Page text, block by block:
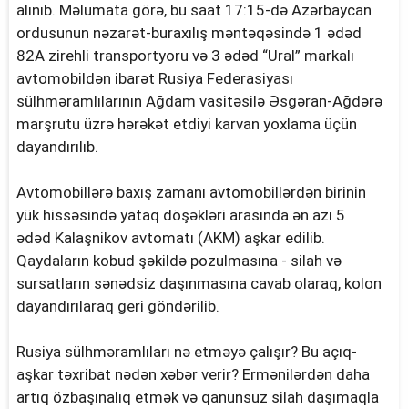
alınıb. Məlumata görə, bu saat 17:15-də Azərbaycan
ordusunun nəzarət-buraxılış məntəqəsində 1 ədəd
82A zirehli transportyoru və 3 ədəd “Ural” markalı
avtomobildən ibarət Rusiya Federasiyası
sülhməramlılarının Ağdam vasitəsilə Əsgəran-Ağdərə
marşrutu üzrə hərəkət etdiyi karvan yoxlama üçün
dayandırılıb.
Avtomobillərə baxış zamanı avtomobillərdən birinin
yük hissəsində yataq döşəkləri arasında ən azı 5
ədəd Kalaşnikov avtomatı (AKM) aşkar edilib.
Qaydaların kobud şəkildə pozulmasına - silah və
sursatların sənədsiz daşınmasına cavab olaraq, kolon
dayandırılaraq geri göndərilib.
Rusiya sülhməramlıları nə etməyə çalışır? Bu açıq-
aşkar təxribat nədən xəbər verir? Ermənilərdən daha
artıq özbaşınalıq etmək və qanunsuz silah daşımaqla